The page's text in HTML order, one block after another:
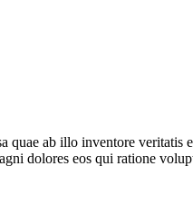
quae ab illo inventore veritatis
dolores eos qui ratione